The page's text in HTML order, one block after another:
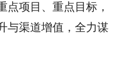
点项目、重点目标，
与渠道增值 ，全力谋